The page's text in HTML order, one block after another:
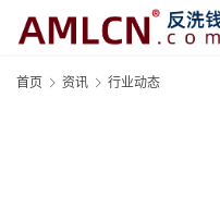
首页 资讯 行业动态